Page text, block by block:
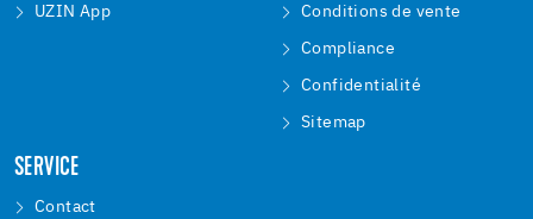
UZIN App Conditions de vente
Compliance
Confidentialité
Sitemap
SERVICE
Contact